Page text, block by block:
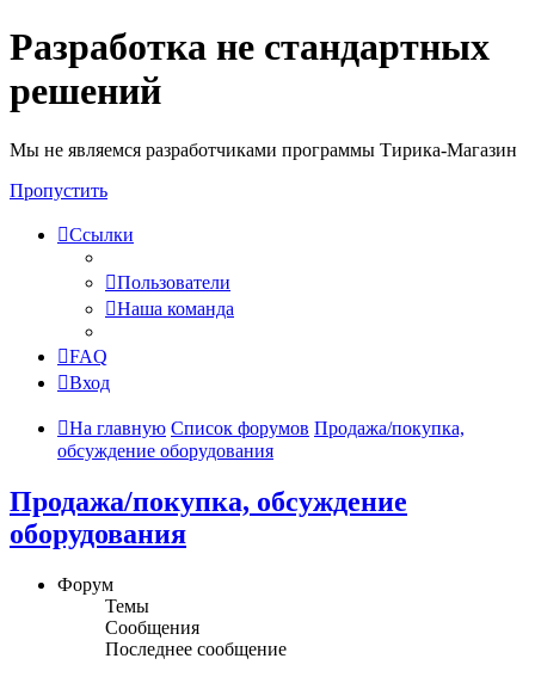
Разработка не стандартных
решений
Мы не являемся разработчиками программы Тирика-Магазин
Пропустить
Ссылки
Пользователи
Наша команда
FAQ
Вход
На главную Список форумов Продажа/покупка,
обсуждение оборудования
Продажа/покупка, обсуждение
оборудования
Форум
Темы
Сообщения
Последнее сообщение